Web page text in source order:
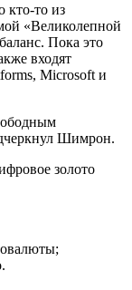
кто-то из
«Великолепной
Пока это
входят
Microsoft и
Шимрон.
золото